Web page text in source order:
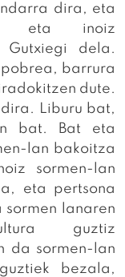
dira, eta
eta inoiz
Gutxiegi dela.
pobrea, barrura
dute.
Liburu bat,
bat. Bat eta
lan bakoitza
sormen-lan
eta pertsona
lanaren
guztiz
da sormen-lan
bezala,